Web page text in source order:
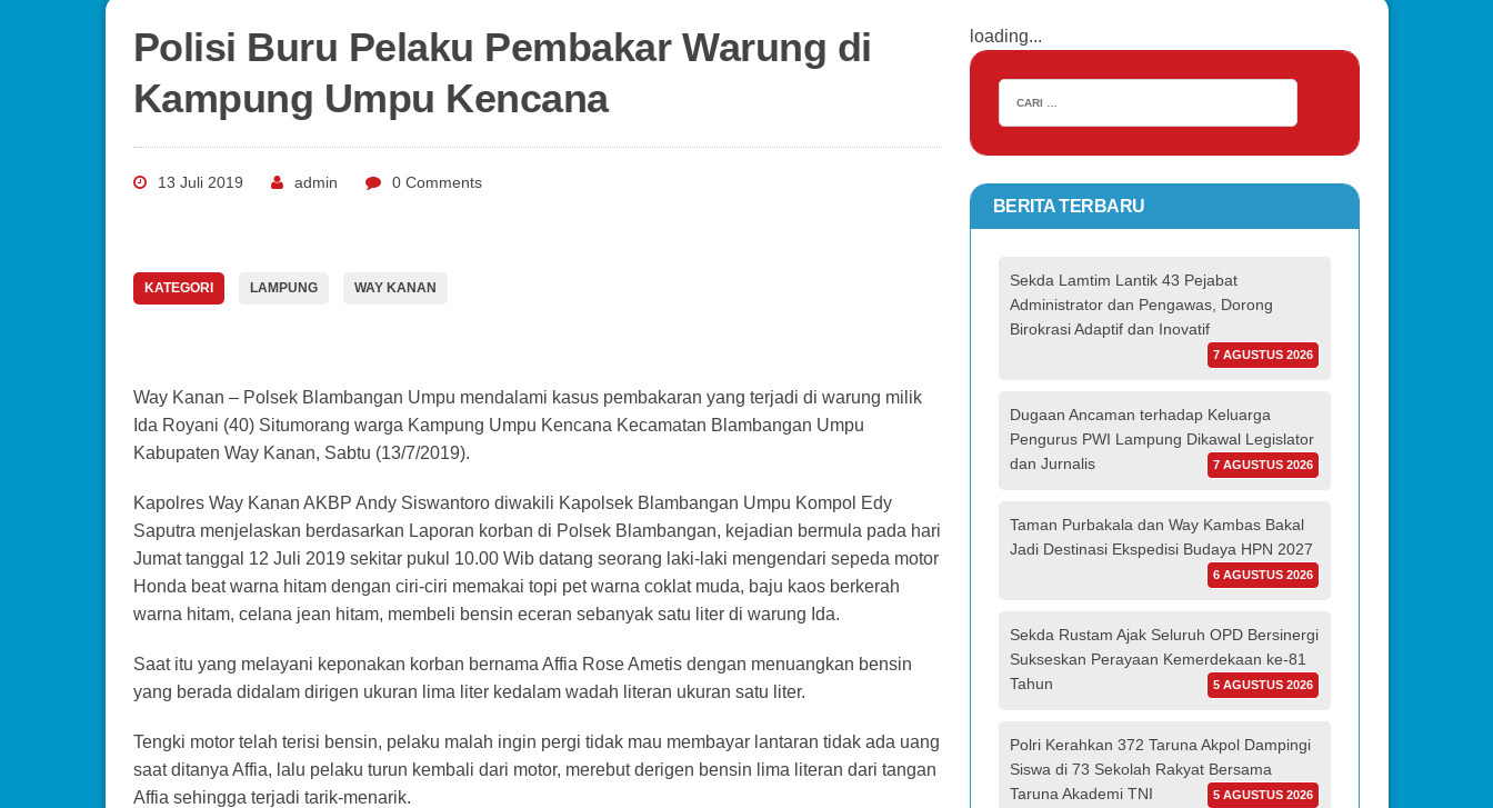
Polisi Buru Pelaku Pembakar Warung di
Kampung Umpu Kencana
13 Juli 2019 admin 0 Comments
KATEGORI LAMPUNG WAY KANAN
Way Kanan – Polsek Blambangan Umpu mendalami kasus pembakaran yang terjadi di warung milik
Ida Royani (40) Situmorang warga Kampung Umpu Kencana Kecamatan Blambangan Umpu
Kabupaten Way Kanan, Sabtu (13/7/2019).
Kapolres Way Kanan AKBP Andy Siswantoro diwakili Kapolsek Blambangan Umpu Kompol Edy
Saputra menjelaskan berdasarkan Laporan korban di Polsek Blambangan, kejadian bermula pada hari
Jumat tanggal 12 Juli 2019 sekitar pukul 10.00 Wib datang seorang laki-laki mengendari sepeda motor
Honda beat warna hitam dengan ciri-ciri memakai topi pet warna coklat muda, baju kaos berkerah
warna hitam, celana jean hitam, membeli bensin eceran sebanyak satu liter di warung Ida.
Saat itu yang melayani keponakan korban bernama Affia Rose Ametis dengan menuangkan bensin
yang berada didalam dirigen ukuran lima liter kedalam wadah literan ukuran satu liter.
Tengki motor telah terisi bensin, pelaku malah ingin pergi tidak mau membayar lantaran tidak ada uang
saat ditanya Affia, lalu pelaku turun kembali dari motor, merebut derigen bensin lima literan dari tangan
Affia sehingga terjadi tarik-menarik.
loading...
BERITA TERBARU
Sekda Lamtim Lantik 43 Pejabat
Administrator dan Pengawas, Dorong
Birokrasi Adaptif dan Inovatif
7 AGUSTUS 2026
Dugaan Ancaman terhadap Keluarga
Pengurus PWI Lampung Dikawal Legislator
dan Jurnalis
7 AGUSTUS 2026
Taman Purbakala dan Way Kambas Bakal
Jadi Destinasi Ekspedisi Budaya HPN 2027
6 AGUSTUS 2026
Sekda Rustam Ajak Seluruh OPD Bersinergi
Sukseskan Perayaan Kemerdekaan ke-81
Tahun
5 AGUSTUS 2026
Polri Kerahkan 372 Taruna Akpol Dampingi
Siswa di 73 Sekolah Rakyat Bersama
Taruna Akademi TNI
5 AGUSTUS 2026